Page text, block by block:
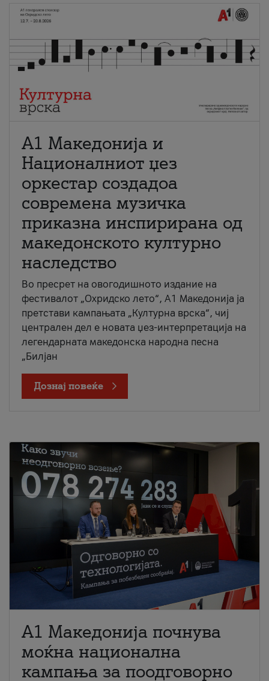
А1 Македонија и
Националниот џез
оркестар создадоа
современа музичка
приказна инспирирана од
македонското културно
наследство
Во пресрет на овогодишното издание на
фестивалот „Охридско лето“, А1 Македонија ја
претстави кампањата „Културна врска“, чиј
централен дел е новата џез-интерпретација на
легендарната македонска народна песна
„Билјан
Дознај повеќе
A1 Македонија почнува
моќна национална
кампања за поодговорно